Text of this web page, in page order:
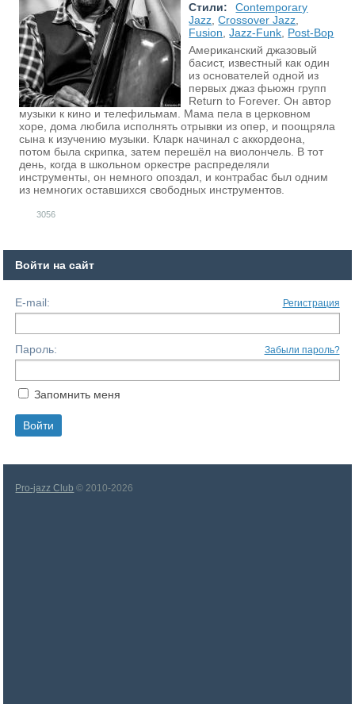
Стили:
Contemporary
Jazz ,Crossover Jazz
Fusion ,Jazz-Funk Post-Bop
Американский джазовый
басист, известный как один
из основателей одной из
первых джаз фьюжн групп
Return to Forever. Он автор
музыки к кино и телефильмам. Мама пела в церковном
хоре, дома любила исполнять отрывки из опер, и поощряла
сына к изучению музыки. Кларк начинал с аккордеона,
потом была скрипка, затем перешёл на виолончель. В тот
день, когда в школьном оркестре распределяли
инструменты, он немного опоздал, и контрабас был одним
из немногих оставшихся свободных инструментов.
3056
Войти на сайт
E-mail: Регистрация
Пароль: Забыли пароль?
Запомнить меня
Pro-jazz Club © 2010-2026